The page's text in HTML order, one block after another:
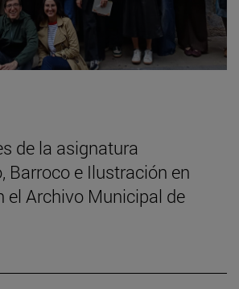
de la asignatura
Barroco e Ilustración en
el Archivo Municipal de